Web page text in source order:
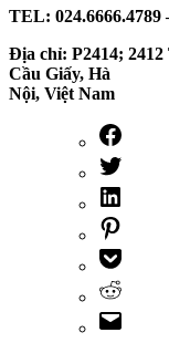
TEL: 024.6666.4789
Địa chỉ: P2414;
Cầu Giấy, Hà
Nội, Việt Nam